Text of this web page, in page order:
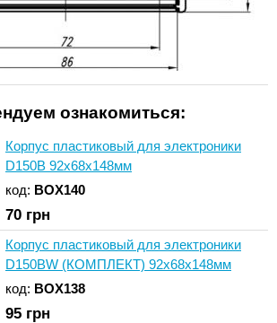
ознакомиться:
Корпус пластиковый для электроники
D150B 92x68x148мм
код: BOX140
70 грн
Корпус пластиковый для электроники
D150BW (КОМПЛЕКТ) 92x68x148мм
код: BOX138
95 грн